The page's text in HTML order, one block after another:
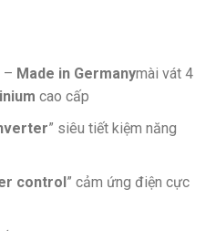
– Made in Germanymài vát 4
cao cấp
” siêu tiết kiệm năng
control ” cảm ứng điện cực